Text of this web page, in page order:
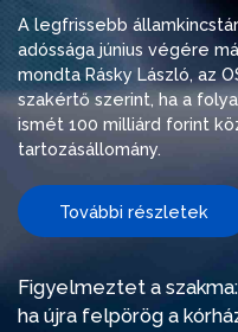
A legfrissebb
adóssága június végére
mondta Rásky László, az
szakértő szerint, ha a
ismét 100 milliárd forint
tartozásállomány.
További részletek
Figyelmeztet a
ha újra felpörög a